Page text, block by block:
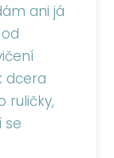
ani já
dcera
ruličky,
se